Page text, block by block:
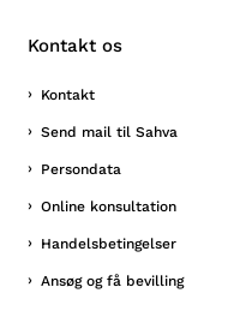
Kontakt os
Kontakt
Send mail til Sahva
Persondata
Online konsultation
Handelsbetingelser
Ansøg og få bevilling